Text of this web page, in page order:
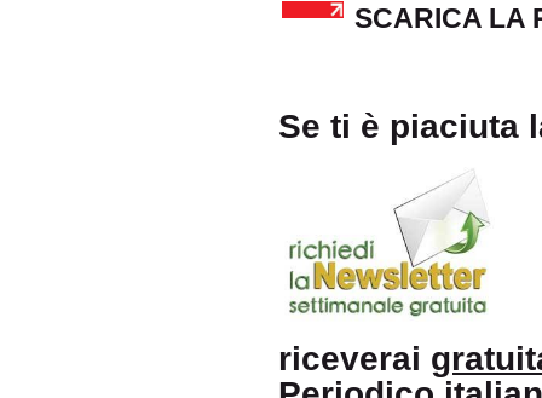
SCARICA LA
Se ti è piaciuta
riceverai